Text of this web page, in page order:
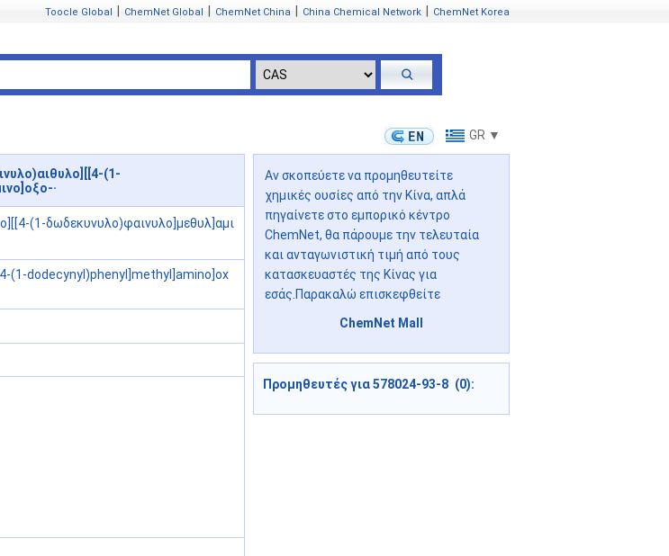
Toocle Global ChemNet Global ChemNet China China Chemical Network ChemNet Korea
GR ▼
(1-
·
(1-δωδεκυνυλο)φαινυλο]μεθυλ]αμι
(1-dodecynyl)phenyl]methyl]amino]ox
Αν σκοπεύετε να προμηθευτείτε
χημικές ουσίες από την Κίνα, απλά
πηγαίνετε στο εμπορικό κέντρο
ChemNet, θα πάρουμε την τελευταία
και ανταγωνιστική τιμή από τους
κατασκευαστές της Κίνας για
εσάς.Παρακαλώ επισκεφθείτε
ChemNet Mall
Προμηθευτές για 578024-93-8 (0):